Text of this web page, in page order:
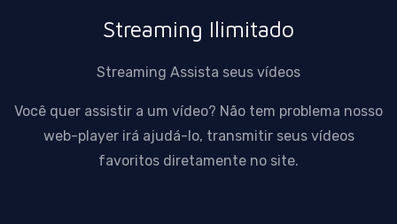
Streaming Ilimitado
Streaming Assista seus vídeos
Você quer assistir a um vídeo? Não tem problema nosso
web-player irá ajudá-lo, transmitir seus vídeos
favoritos diretamente no site.